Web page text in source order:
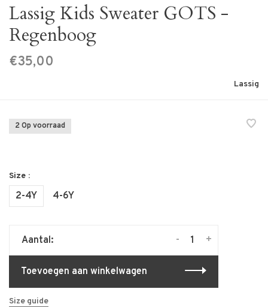
Lassig Kids Sweater GOTS -
Regenboog
€35,00
Lassig
2 Op voorraad
Size :
2-4Y 4-6Y
Aantal: +
-
Toevoegen aan winkelwagen
Size guide